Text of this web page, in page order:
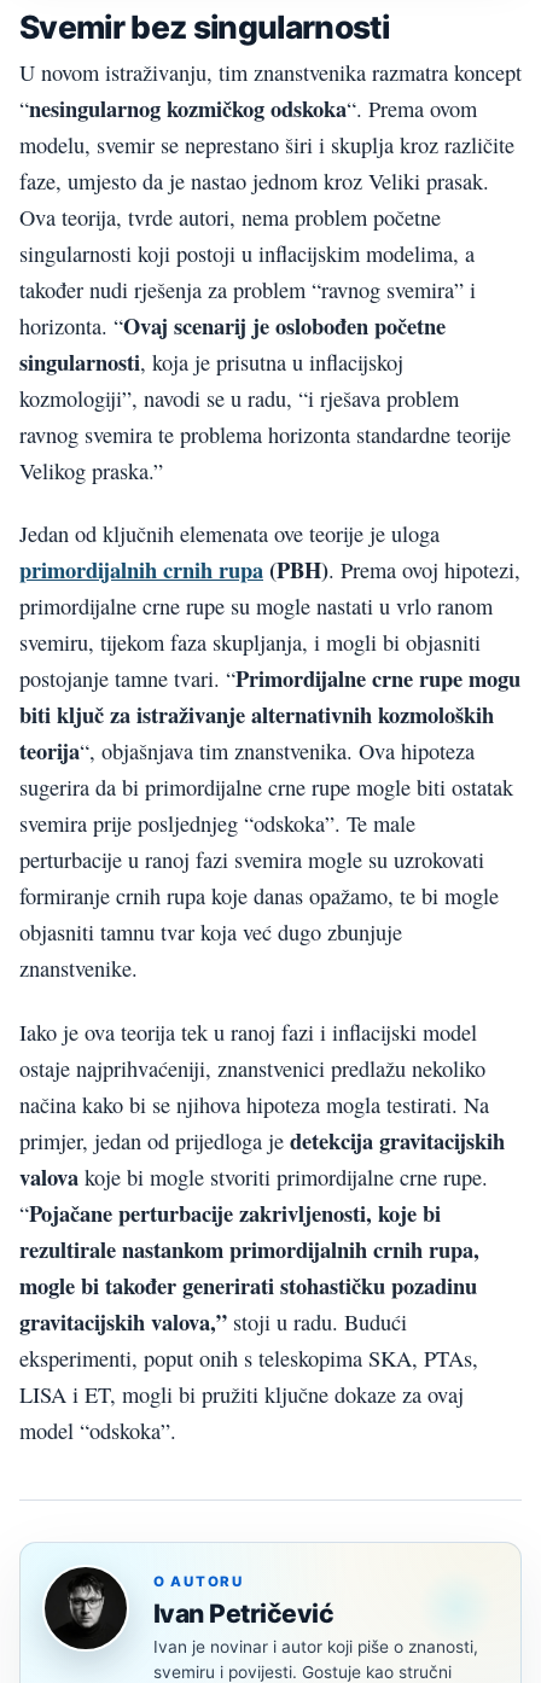
Svemir bez singularnosti
U novom istraživanju, tim znanstvenika razmatra koncept
“nesingularnog kozmičkog odskoka“. Prema ovom
modelu, svemir se neprestano širi i skuplja kroz različite
faze, umjesto da je nastao jednom kroz Veliki prasak.
Ova teorija, tvrde autori, nema problem početne
singularnosti koji postoji u inflacijskim modelima, a
također nudi rješenja za problem “ravnog svemira” i
horizonta. “Ovaj scenarij je oslobođen početne
singularnosti, koja je prisutna u inflacijskoj
kozmologiji”, navodi se u radu, “i rješava problem
ravnog svemira te problema horizonta standardne teorije
Velikog praska.”
Jedan od ključnih elemenata ove teorije je uloga
primordijalnih crnih rupa(PBH). Prema ovoj hipotezi,
primordijalne crne rupe su mogle nastati u vrlo ranom
svemiru, tijekom faza skupljanja, i mogli bi objasniti
postojanje tamne tvari. “Primordijalne crne rupe mogu
biti ključ za istraživanje alternativnih kozmoloških
teorija“, objašnjava tim znanstvenika. Ova hipoteza
sugerira da bi primordijalne crne rupe mogle biti ostatak
svemira prije posljednjeg “odskoka”. Te male
perturbacije u ranoj fazi svemira mogle su uzrokovati
formiranje crnih rupa koje danas opažamo, te bi mogle
objasniti tamnu tvar koja već dugo zbunjuje
znanstvenike.
Iako je ova teorija tek u ranoj fazi i inflacijski model
ostaje najprihvaćeniji, znanstvenici predlažu nekoliko
načina kako bi se njihova hipoteza mogla testirati. Na
primjer, jedan od prijedloga je detekcija gravitacijskih
valova koje bi mogle stvoriti primordijalne crne rupe.
“Pojačane perturbacije zakrivljenosti, koje bi
rezultirale nastankom primordijalnih crnih rupa,
mogle bi također generirati stohastičku pozadinu
gravitacijskih valova,” stoji u radu. Budući
eksperimenti, poput onih s teleskopima SKA, PTAs,
LISA i ET, mogli bi pružiti ključne dokaze za ovaj
model “odskoka”.
O AUTORU
Ivan Petričević
Ivan je novinar i autor koji piše o znanosti,
svemiru i povijesti. Gostuje kao stručni